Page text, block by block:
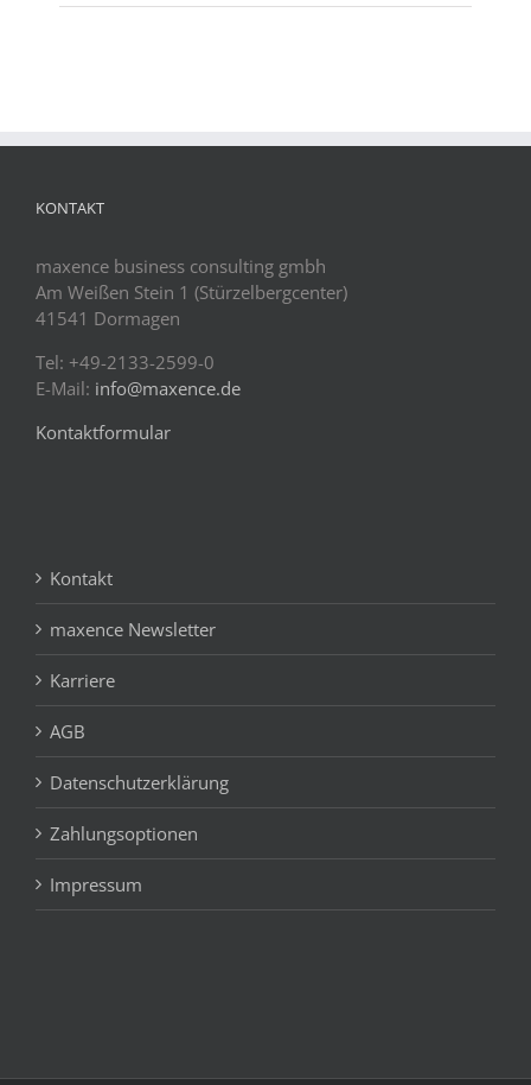
KONTAKT
maxence business consulting gmbh
Am Weißen Stein 1 (Stürzelbergcenter)
41541 Dormagen
Tel: +49-2133-2599-0
E-Mail: info@maxence.de
Kontaktformular
Kontakt
maxence Newsletter
Karriere
AGB
Datenschutzerklärung
Zahlungsoptionen
Impressum